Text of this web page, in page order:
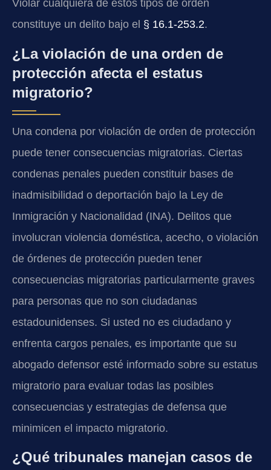
Violar cualquiera de estos tipos de orden
constituye un delito bajo el § 16.1-253.2.
¿La violación de una orden de
protección afecta el estatus
migratorio?
Una condena por violación de orden de protección
puede tener consecuencias migratorias. Ciertas
condenas penales pueden constituir bases de
inadmisibilidad o deportación bajo la Ley de
Inmigración y Nacionalidad (INA). Delitos que
involucran violencia doméstica, acecho, o violación
de órdenes de protección pueden tener
consecuencias migratorias particularmente graves
para personas que no son ciudadanas
estadounidenses. Si usted no es ciudadano y
enfrenta cargos penales, es importante que su
abogado defensor esté informado sobre su estatus
migratorio para evaluar todas las posibles
consecuencias y estrategias de defensa que
minimicen el impacto migratorio.
¿Qué tribunales manejan casos de